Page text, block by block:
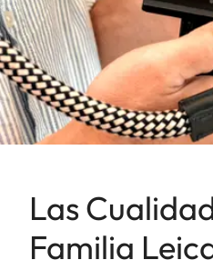
Las
Familia